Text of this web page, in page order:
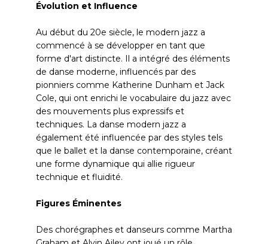
Évolution et Influence
Au début du 20e siècle, le modern jazz a
commencé à se développer en tant que
forme d'art distincte. Il a intégré des éléments
de danse moderne, influencés par des
pionniers comme Katherine Dunham et Jack
Cole, qui ont enrichi le vocabulaire du jazz avec
des mouvements plus expressifs et
techniques. La danse modern jazz a
également été influencée par des styles tels
que le ballet et la danse contemporaine, créant
une forme dynamique qui allie rigueur
technique et fluidité.
Figures Éminentes
Des chorégraphes et danseurs comme Martha